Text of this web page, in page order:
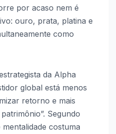
por acaso nem é
ouro, prata, platina e
como
da Alpha
global está menos
retorno e mais
Segundo
costuma